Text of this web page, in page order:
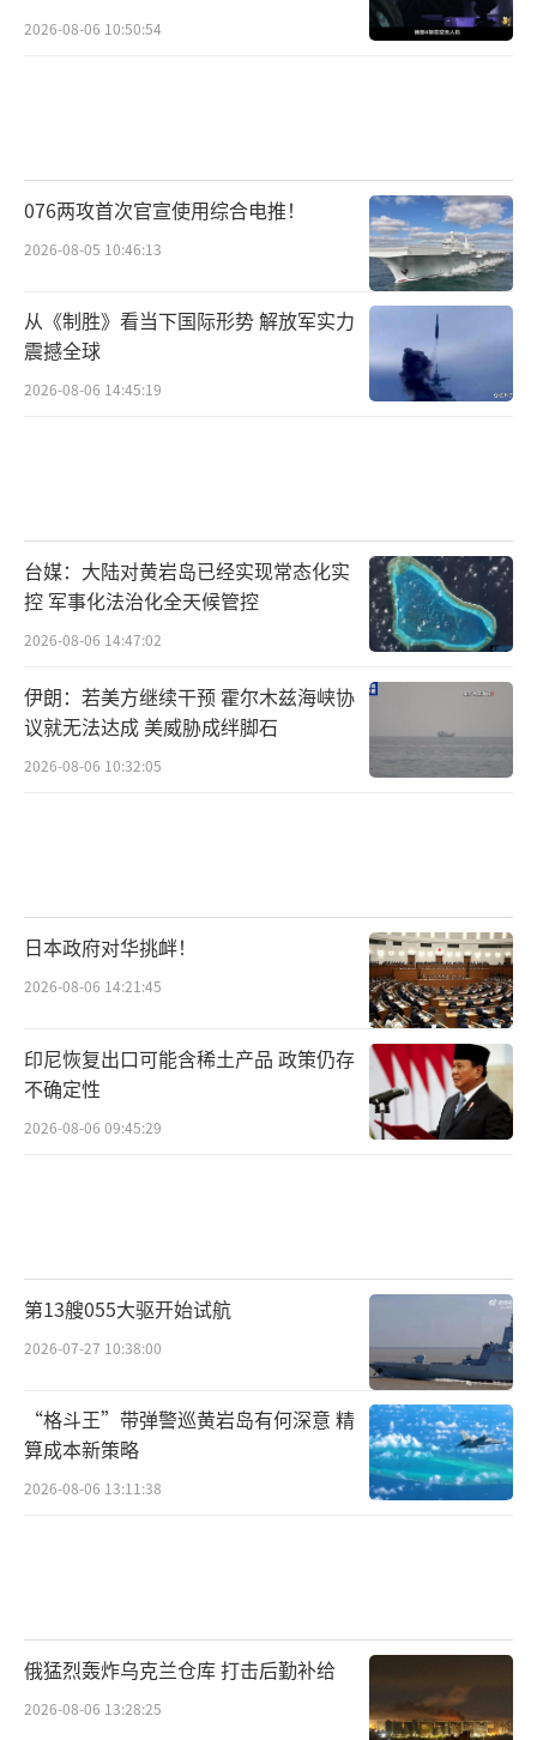
2026-08-06 10:50:54
076两攻首次官宣使用综合电推！
2026-08-05 10:46:13
从《制胜》看当下国际形势 解放军实力
震撼全球
2026-08-06 14:45:19
台媒：大陆对黄岩岛已经实现常态化实
控 军事化法治化全天候管控
2026-08-06 14:47:02
伊朗：若美方继续干预 霍尔木兹海峡协
议就无法达成 美威胁成绊脚石
2026-08-06 10:32:05
日本政府对华挑衅！
2026-08-06 14:21:45
印尼恢复出口可能含稀土产品 政策仍存
不确定性
2026-08-06 09:45:29
第13艘055大驱开始试航
2026-07-27 10:38:00
“格斗王”带弹警巡黄岩岛有何深意 精
算成本新策略
2026-08-06 13:11:38
俄猛烈轰炸乌克兰仓库 打击后勤补给
2026-08-06 13:28:25